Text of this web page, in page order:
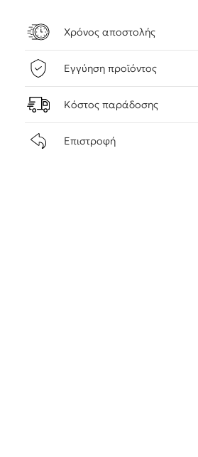
Χρόνος αποστολής
Εγγύηση προϊόντος
Κόστος παράδοσης
Επιστροφή